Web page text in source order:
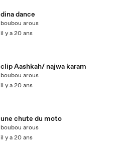
dina dance
boubou arous
il y a 20 ans
clip Aashkah/ najwa karam
boubou arous
il y a 20 ans
une chute du moto
boubou arous
il y a 20 ans